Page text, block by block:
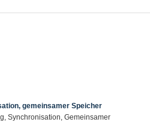
gemeinsamer Speicher
Synchronisation, Gemeinsamer